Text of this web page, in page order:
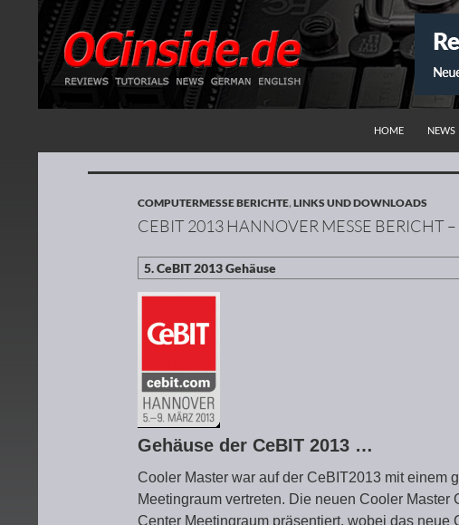
HOME
NEWS
COMPUTERMESSE BERICHTE,LINKS UND DOWNLOADS
CEBIT 2013 HANNOVER MESSE BERICHT
Gehäuse der CeBIT 2013 …
Cooler Master war auf der CeBIT2013 mit einem
Meetingraum vertreten. Die neuen Cooler
Center Meetingraum präsentiert, wobei das